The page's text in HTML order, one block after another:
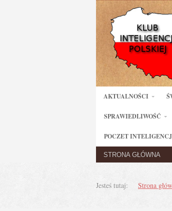
AKTUALNOŚCI
SPRAWIEDLIWOŚĆ
POCZET
STRONA GŁÓWNA
Jesteś tutaj: Strona